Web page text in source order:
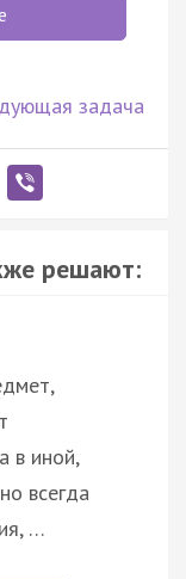
задача
решают:
в иной,
всегда
…